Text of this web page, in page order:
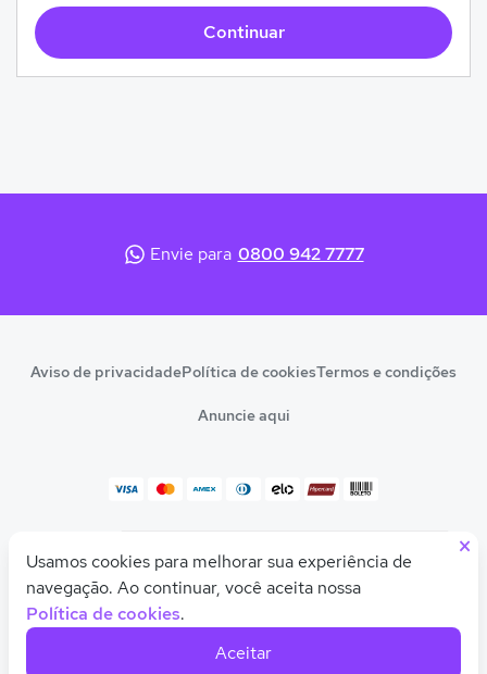
Olá! Quer uma ajudinha para descobrir seu
curso ou faculdade ideal?
Continuar
Envie para 0800 942 7777
Aviso de privacidadePolítica de cookiesTermos e condições
Anuncie aqui
© 2026 Quero Educação
CNPJ 10.542.212/0001-54
×
Usamos cookies para melhorar sua experiência de
navegação. Ao continuar, você aceita nossa
Política de cookies.
Aceitar